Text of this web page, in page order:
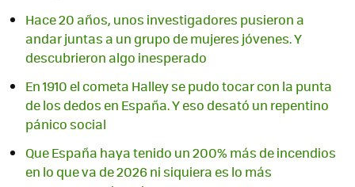
Hace 20 años, unos investigadores pusieron a
andar juntas a un grupo de mujeres jóvenes. Y
descubrieron algo inesperado
En 1910 el cometa Halley se pudo tocar con la punta
de los dedos en España. Y eso desató un repentino
pánico social
Que España haya tenido un 200% más de incendios
en lo que va de 2026 ni siquiera es lo más